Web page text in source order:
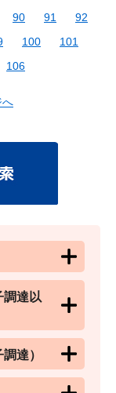
90 91
92
100
101
106
へ
調達以
達）